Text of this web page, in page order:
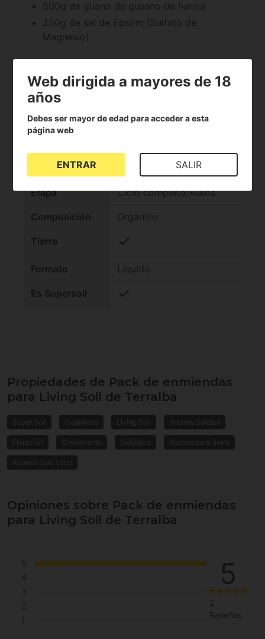
500g de guano de gusano de harina
250g de sal de Epsom (Sulfato de
Magnesio)
enmiendas para Living Soil de
Terralba
Categoría
Etapa Ciclo completo/Autos
Composición Orgánico
Tierra check
Formato Líquido
Es Supersoil check
Propiedades de Pack de enmiendas
para Living Soil de Terralba
Super Soil Orgánicos Living Soil Abonos Sólidos
Floración Crecimiento Biológico Abonos para tierra
Abonos para coco
Opiniones sobre Pack de enmiendas
para Living Soil de Terralba
5
4
3
2
1
5
2
Reseñas
Web dirigida a mayores de 18
años
Debes ser mayor de edad para acceder a esta
página web
ENTRAR SALIR